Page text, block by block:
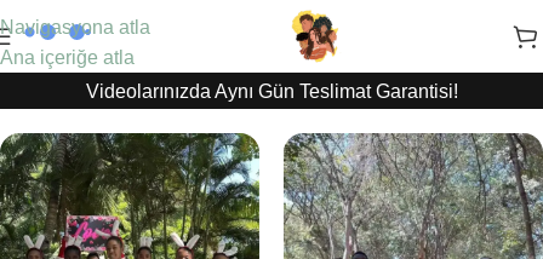
Navigasyona atla
Ana içeriğe atla
Videolarınızda Aynı Gün Teslimat Garantisi!